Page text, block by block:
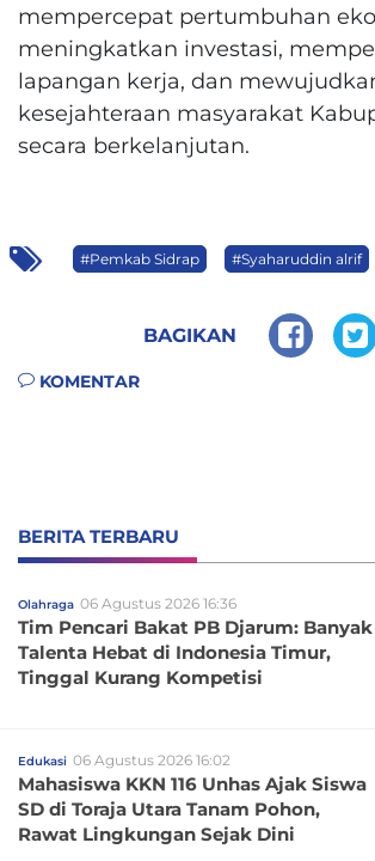
mempercepat pertumbuhan
meningkatkan investasi,
lapangan kerja, dan
kesejahteraan masyarakat
secara berkelanjutan.
#Pemkab Sidrap #Syaharuddin alrif
BAGIKAN
KOMENTAR
BERITA TERBARU
Olahraga 06 Agustus 2026 16:36
Tim Pencari Bakat PB Djarum: Banyak
Talenta Hebat di Indonesia Timur,
Tinggal Kurang Kompetisi
Edukasi 06 Agustus 2026 16:02
Mahasiswa KKN 116 Unhas Ajak Siswa
SD di Toraja Utara Tanam Pohon,
Rawat Lingkungan Sejak Dini